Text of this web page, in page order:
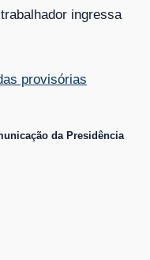
ingressa
provisórias
da Presidência